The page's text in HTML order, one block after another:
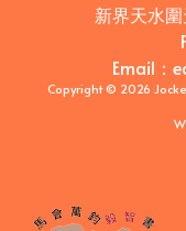
新界天水
Email ：
Copyright © 2026